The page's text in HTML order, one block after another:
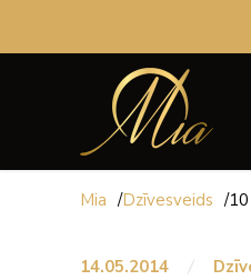
Mia /Dzīvesveids /
14.05.2014